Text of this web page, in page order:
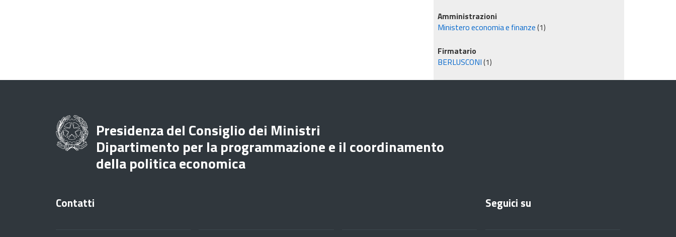
Amministrazioni
Ministero economia e finanze(1)
Firmatario
BERLUSCONI(1)
Presidenza del Consiglio dei Ministri
Dipartimento per la programmazione e il coordinamento
della politica economica
Contatti Seguici su